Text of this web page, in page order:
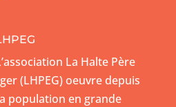
La Halte Père
(LHPEG) oeuvre depuis
population en grande